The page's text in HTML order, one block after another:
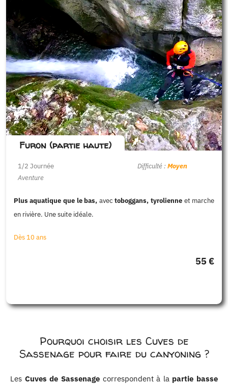
Furon (partie haute)
1/2 Journée
Aventure
Difficulté :Moyen
Plus aquatique que le bas, avec toboggans, tyrolienne et marche
en rivière. Une suite idéale.
Dès 10 ans
55 €
Pourquoi choisir les Cuves de
Sassenage pour faire du canyoning ?
Les Cuves de Sassenagecorrespondent à la partie basse